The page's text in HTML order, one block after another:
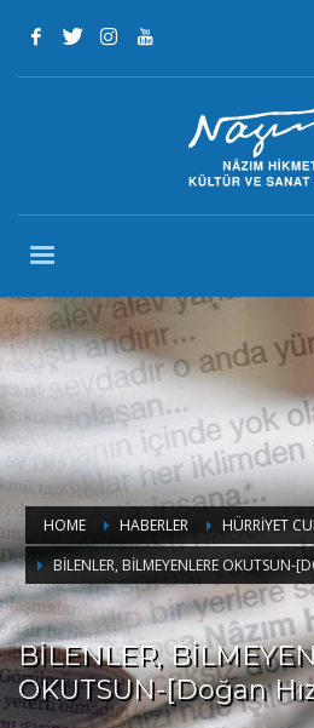
HOME HABERLER
HÜRRİYET
BİLENLER, BİLMEYENLERE OKUTSUN-
BİLENLER,
OKUTSUN-[Doğan